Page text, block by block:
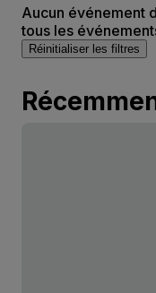
Aucun événement
tous les
Réinitialiser les filtres